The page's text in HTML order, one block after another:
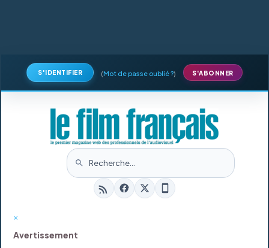
S'IDENTIFIER (Mot de passe oublié ?) S'ABONNER
×
Avertissement